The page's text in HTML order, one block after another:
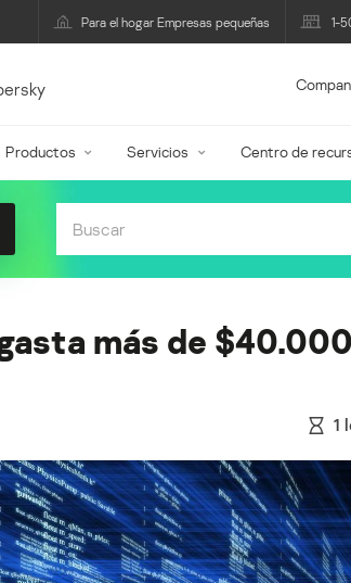
Para el hogar Empresas pequeñas 1-
Productos Servicios Centro de
más de
1